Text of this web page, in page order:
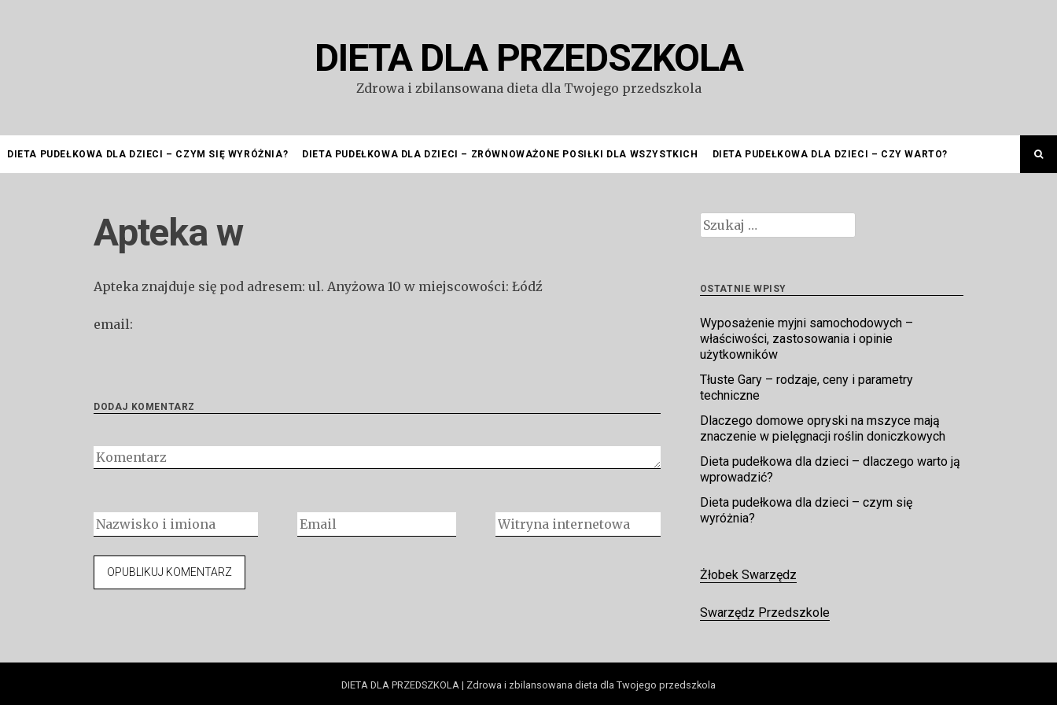
DIETA DLA PRZEDSZKOLA
Zdrowa i zbilansowana dieta dla Twojego przedszkola
DIETA PUDEŁKOWA DLA DZIECI – CZYM SIĘ WYRÓŻNIA? DIETA PUDEŁKOWA DLA DZIECI – ZRÓWNOWAŻONE POSIŁKI DLA WSZYSTKICH DIETA PUDEŁKOWA DLA DZIECI – CZY WARTO?
Apteka w
Apteka znajduje się pod adresem: ul. Anyżowa 10 w miejscowości: Łódź
email:
DODAJ KOMENTARZ
Szukaj:
OSTATNIE WPISY
Wyposażenie myjni samochodowych –
właściwości, zastosowania i opinie
użytkowników
Tłuste Gary – rodzaje, ceny i parametry
techniczne
Dlaczego domowe opryski na mszyce mają
znaczenie w pielęgnacji roślin doniczkowych
Dieta pudełkowa dla dzieci – dlaczego warto ją
wprowadzić?
Dieta pudełkowa dla dzieci – czym się
wyróżnia?
Żłobek Swarzędz
Swarzędz Przedszkole
DIETA DLA PRZEDSZKOLA | Zdrowa i zbilansowana dieta dla Twojego przedszkola